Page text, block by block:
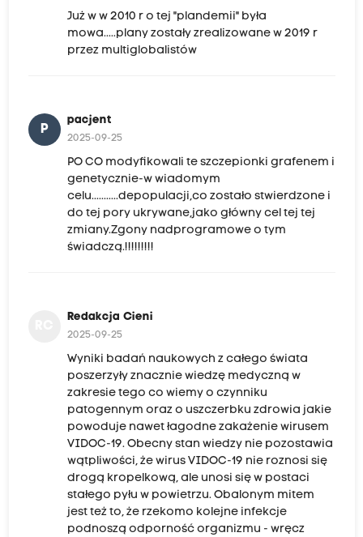
Już w w 2010 r o tej "plandemii" była
mowa.....plany zostały zrealizowane w 2019 r
przez multiglobalistów
P
pacjent
2025-09-25
PO CO modyfikowali te szczepionki grafenem i
genetycznie-w wiadomym
celu...........depopulacji,co zostało stwierdzone i
do tej pory ukrywane,jako główny cel tej tej
zmiany.Zgony nadprogramowe o tym
świadczą.!!!!!!!!!
Redakcja Cieni
2025-09-25
Wyniki badań naukowych z całego świata
poszerzyły znacznie wiedzę medyczną w
zakresie tego co wiemy o czynniku
patogennym oraz o uszczerbku zdrowia jakie
powoduje nawet łagodne zakażenie wirusem
VIDOC-19. Obecny stan wiedzy nie pozostawia
wątpliwości, że wirus VIDOC-19 nie roznosi się
drogą kropelkową, ale unosi się w postaci
stałego pyłu w powietrzu. Obalonym mitem
jest też to, że rzekomo kolejne infekcje
podnoszą odporność organizmu - wręcz